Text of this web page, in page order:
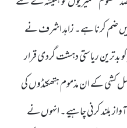
میں ضم کرنا ہے۔ زاہد اشرف نے
بدترین ریاستی دہشت گردی قرار
کشی کے ان مذموم ہتھکنڈوں کی
بلند کرنی چاہیے۔ انہوں نے